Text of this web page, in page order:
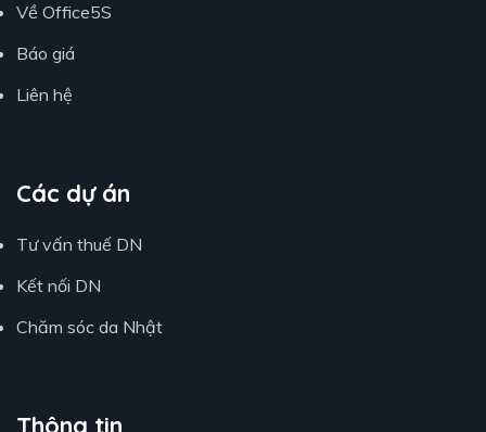
Về Office5S
Báo giá
Liên hệ
Các dự án
Tư vấn thuế DN
Kết nối DN
Chăm sóc da Nhật
Thông tin